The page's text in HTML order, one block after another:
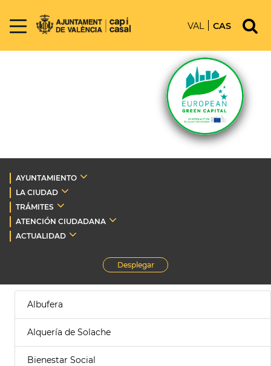
VAL CAS
AYUNTAMIENTO
LA CIUDAD
TRÁMITES
ATENCIÓN CIUDADANA
ACTUALIDAD
Desplegar
Albufera
Alquería de Solache
Bienestar Social